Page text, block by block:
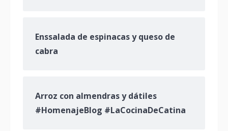
Enssalada de espinacas y queso de
cabra
Arroz con almendras y dátiles
#HomenajeBlog #LaCocinaDeCatina